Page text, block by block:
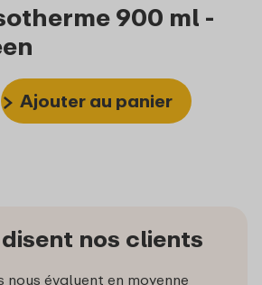
900 ml -
Ajouter au panier
nos clients
nous évaluent en moyenne